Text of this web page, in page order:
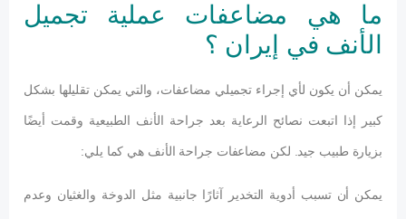
ما هي مضاعفات عملية تجميل
الأنف في إيران ؟
يمكن أن يكون لأي إجراء تجميلي مضاعفات، والتي يمكن تقليلها بشكل
كبير إذا اتبعت نصائح الرعاية بعد جراحة الأنف الطبيعية وقمت أيضًا
بزيارة طبيب جيد. لكن مضاعفات جراحة الأنف هي كما يلي:
يمكن أن تسبب أدوية التخدير آثارًا جانبية مثل الدوخة والغثيان وعدم